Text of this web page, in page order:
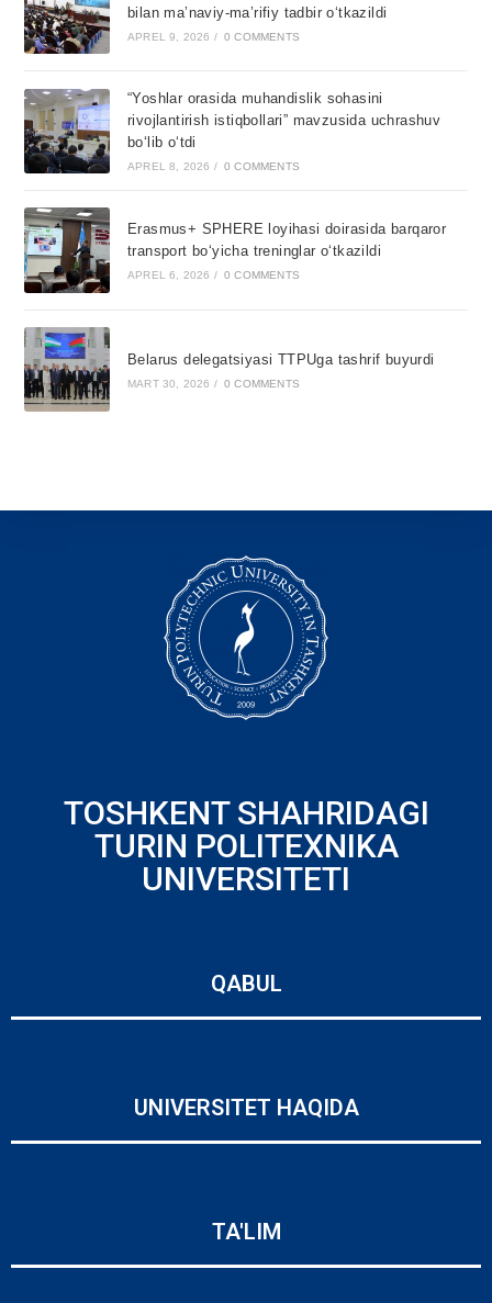
bilan ma’naviy-ma’rifiy tadbir o‘tkazildi
APREL 9, 2026 / 0 COMMENTS
“Yoshlar orasida muhandislik sohasini
rivojlantirish istiqbollari” mavzusida uchrashuv
bo‘lib o‘tdi
APREL 8, 2026 / 0 COMMENTS
Erasmus+ SPHERE loyihasi doirasida barqaror
transport bo‘yicha treninglar o‘tkazildi
APREL 6, 2026 / 0 COMMENTS
Belarus delegatsiyasi TTPUga tashrif buyurdi
MART 30, 2026 / 0 COMMENTS
TOSHKENT SHAHRIDAGI
TURIN POLITEXNIKA
UNIVERSITETI
QABUL
UNIVERSITET HAQIDA
TA'LIM